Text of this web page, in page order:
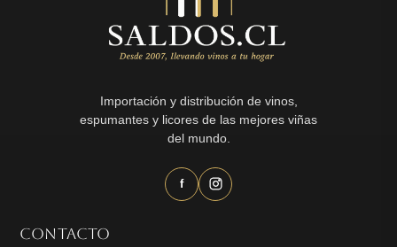
Importación y distribución de vinos,
espumantes y licores de las mejores viñas
del mundo.
f
CONTACTO